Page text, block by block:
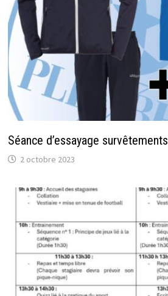
Séance d’essayage survêtements
2 octobre 2023